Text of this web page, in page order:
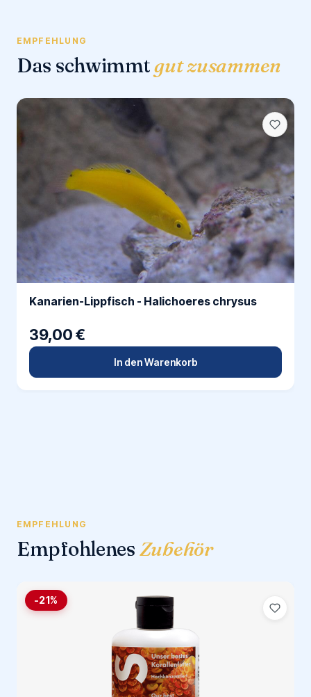
EMPFEHLUNG
Das schwimmtgut zusammen
Kanarien-Lippfisch - Halichoeres chrysus
39,00 €
In den Warenkorb
EMPFEHLUNG
Empfohlenes Zubehör
-21%